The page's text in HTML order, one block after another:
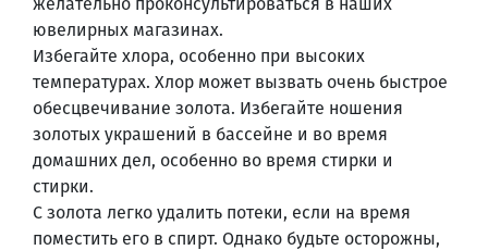
ювелирных магазинах.
Избегайте хлора, особенно при высоких
температурах. Хлор может вызвать очень быстрое
обесцвечивание золота. Избегайте ношения
золотых украшений в бассейне и во время
домашних дел, особенно во время стирки и
стирки.
С золота легко удалить потеки, если на время
поместить его в спирт. Однако будьте осторожны,